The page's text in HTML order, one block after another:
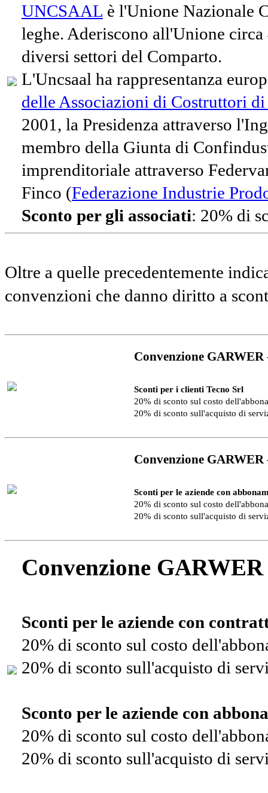
UNCSAAL è l'Unione Nazionale
leghe. Aderiscono all'Unione
diversi settori del Comparto.
L'Uncsaal ha rappresentanza
delle Associazioni di Costruttori
2001, la Presidenza attraverso
membro della Giunta di
imprenditoriale attraverso
Finco (Federazione Industrie
Sconto per gli associati: 20% di
Oltre a quelle precedentemente
convenzioni che danno diritto a
Convenzione
Sconti per i clienti Tecno Srl
20% di sconto sul costo
20% di sconto sull'acquisto di
Convenzione
Sconti per le aziende con
20% di sconto sul costo
20% di sconto sull'acquisto di
Convenzione
Sconti per le aziende con
20% di sconto sul costo
20% di sconto sull'acquisto di
Sconto per le aziende con
20% di sconto sul costo
20% di sconto sull'acquisto di